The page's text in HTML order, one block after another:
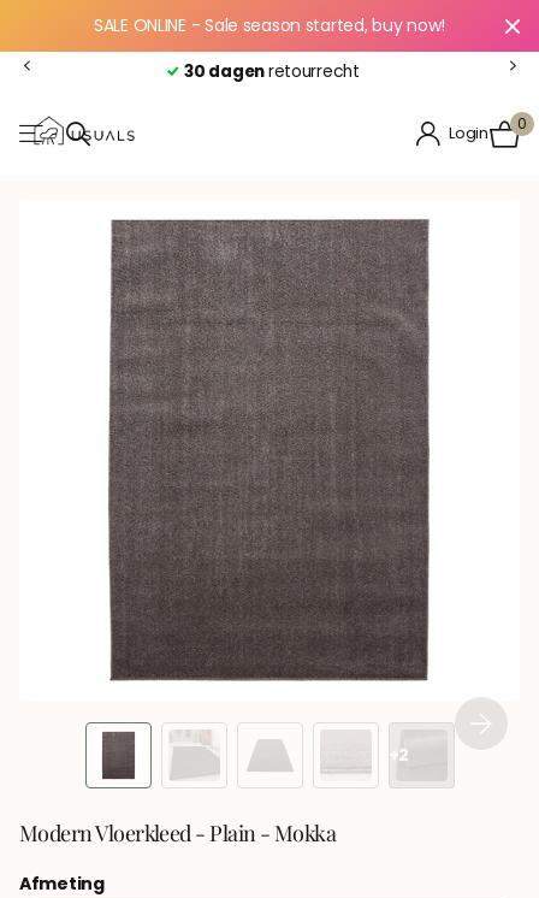
SALE ONLINE - Sale season started, buy now!
30 dagenretourrecht
Login 0
+2
Modern Vloerkleed - Plain - Mokka
Afmeting